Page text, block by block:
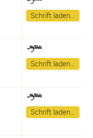
Schrift laden…
Schrift laden…
Schrift laden…